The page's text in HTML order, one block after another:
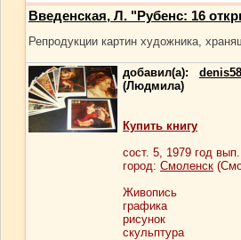
Введенская, Л. "Рубенс: 16
Репродукции картин художника,
добавил(а): denis58
(Людмила)
Купить книгу
сост. 5, 1979 год
город: Смоленск
Живопись
графика
рисунок
скульптура